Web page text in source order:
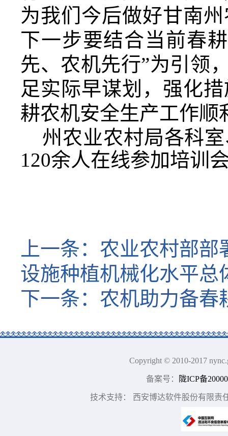
为我们今后做好甘南州
下一步要结合当前春
先、农机先行”为引领
足实际早谋划，强化
耕农机安全生产工作顺
州农业农村局各科
120余人在线参加培训
上一条： 农业农村部部
设施种植机械化水平总
下一条： 农机助力备春
Copyright © 2010-2017
备案号： 陇ICP备
技术支持： 西安博达软件股份有限责